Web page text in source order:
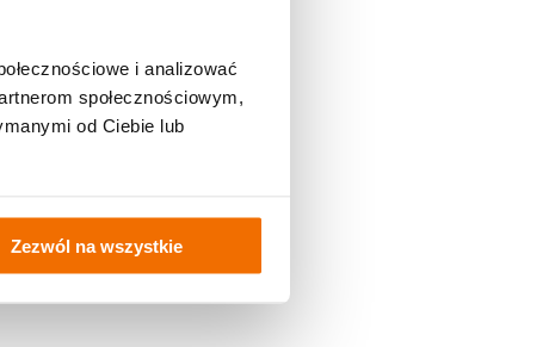
i analizować
społecznościowym,
od Ciebie lub
Zezwól na wszystkie